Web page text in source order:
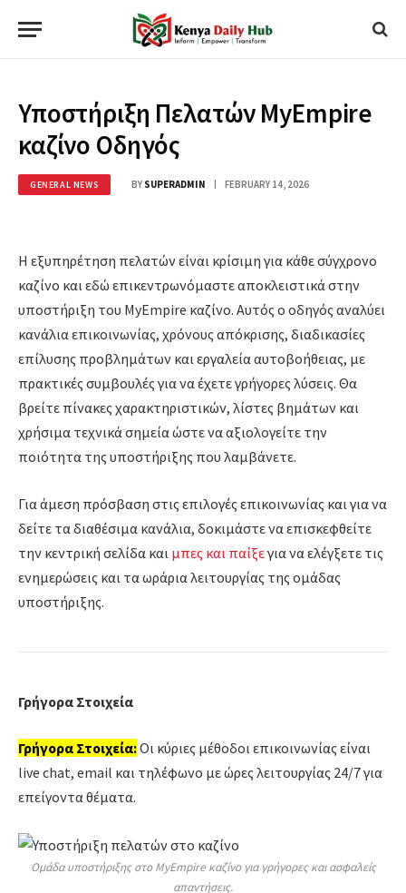
Υποστήριξη Πελατών MyEmpire
καζίνο Οδηγός
GENERAL NEWS BY SUPERADMIN FEBRUARY 14, 2026
Η εξυπηρέτηση πελατών είναι κρίσιμη για κάθε σύγχρονο
καζίνο και εδώ επικεντρωνόμαστε αποκλειστικά στην
υποστήριξη του MyEmpire καζίνο. Αυτός ο οδηγός αναλύει
κανάλια επικοινωνίας, χρόνους απόκρισης, διαδικασίες
επίλυσης προβλημάτων και εργαλεία αυτοβοήθειας, με
πρακτικές συμβουλές για να έχετε γρήγορες λύσεις. Θα
βρείτε πίνακες χαρακτηριστικών, λίστες βημάτων και
χρήσιμα τεχνικά σημεία ώστε να αξιολογείτε την
ποιότητα της υποστήριξης που λαμβάνετε.
Για άμεση πρόσβαση στις επιλογές επικοινωνίας και για να
δείτε τα διαθέσιμα κανάλια, δοκιμάστε να επισκεφθείτε
την κεντρική σελίδα και μπες και παίξεγια να ελέγξετε τις
ενημερώσεις και τα ωράρια λειτουργίας της ομάδας
υποστήριξης.
Γρήγορα Στοιχεία
Γρήγορα Στοιχεία:Οι κύριες μέθοδοι επικοινωνίας είναι
live chat, email και τηλέφωνο με ώρες λειτουργίας 24/7 για
επείγοντα θέματα.
Ομάδα υποστήριξης στο MyEmpire καζίνο για γρήγορες και ασφαλείς
απαντήσεις.